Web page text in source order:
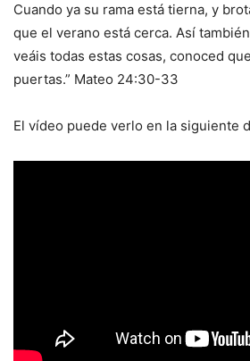
Cuando ya su rama está tierna, y
que el verano está cerca. Así
veáis todas estas cosas, conoced
puertas.” Mateo 24:30-33
El vídeo puede verlo en la siguiente